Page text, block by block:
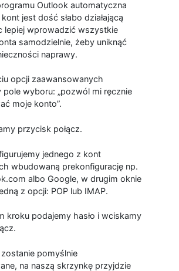
Outlook automatyczna
jest dość słabo działającą
lepiej wprowadzić wszystkie
samodzielnie, żeby uniknąć
naprawy.
opcji zaawansowanych
pole wyboru: „pozwól mi ręcznie
moje konto”.
przycisk połącz.
jednego z kont
wbudowaną prekonfigurację np.
albo Google, w drugim oknie
z opcji: POP lub IMAP.
kroku podajemy hasło i wciskamy
pomyślnie
na naszą skrzynkę przyjdzie